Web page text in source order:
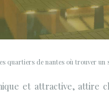
quartiers de nantes où trouver un
et attractive, attire